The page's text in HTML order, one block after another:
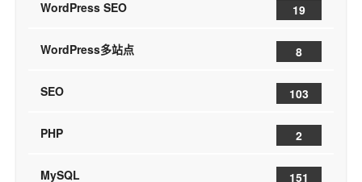
WordPress SEO 19
WordPress多站点 8
SEO 103
PHP 2
MySQL 151